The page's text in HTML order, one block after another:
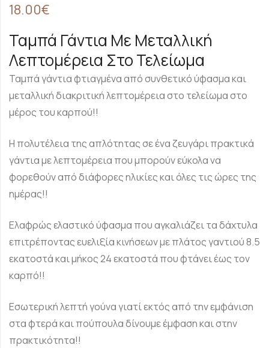
18.00€
Ταμπά Γάντια Με Μεταλλική
Λεπτομέρεια Στο Τελείωμα
Ταμπά γάντια φτιαγμένα από συνθετικό ύφασμα και
μεταλλική διακριτική λεπτομέρεια στο τελείωμα στο
μέρος του καρπού!!
Η πολυτέλεια της απλότητας σε ένα ζευγάρι πρακτικά
γάντια με λεπτομέρεια που μπορούν εύκολα να
φορεθούν από διάφορες ηλικίες και όλες τις ώρες της
ημέρας!!
Ελαφρώς ελαστικό ύφασμα που αγκαλιάζει τα δάχτυλα
επιτρέποντας ευελιξία κινήσεων με πλάτος γαντιού 8.5
εκατοστά και μήκος 24 εκατοστά που φτάνει έως τον
καρπό!!
Εσωτερική λεπτή γούνα γιατί εκτός από την εμφάνιση
στα φτερά και πούπουλα δίνουμε έμφαση και στην
πρακτικότητα!!